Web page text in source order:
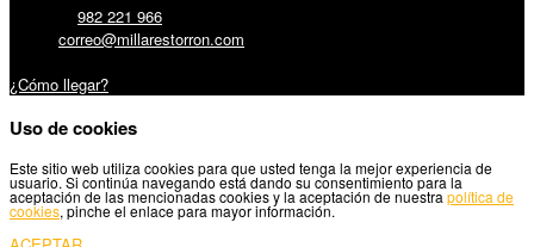
982 221 966
correo@millarestorron.com
¿Cómo llegar?
Uso de cookies
Este sitio web utiliza cookies para que usted tenga la mejor experiencia de
usuario. Si continúa navegando está dando su consentimiento para la
aceptación de las mencionadas cookies y la aceptación de nuestra política de
cookies, pinche el enlace para mayor información.